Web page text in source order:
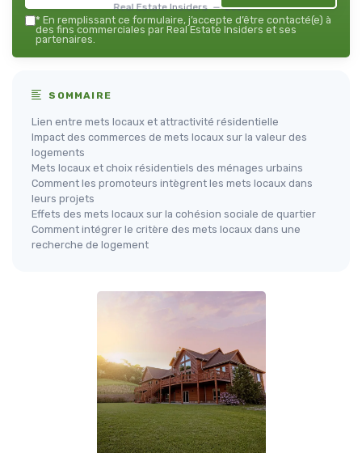
Real Estate Insiders — 2026
* En remplissant ce formulaire, j’accepte d’être contacté(e) à
des fins commerciales par Real Estate Insiders et ses
partenaires.
SOMMAIRE
Lien entre mets locaux et attractivité résidentielle
Impact des commerces de mets locaux sur la valeur des
logements
Mets locaux et choix résidentiels des ménages urbains
Comment les promoteurs intègrent les mets locaux dans
leurs projets
Effets des mets locaux sur la cohésion sociale de quartier
Comment intégrer le critère des mets locaux dans une
recherche de logement